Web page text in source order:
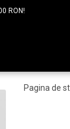
RON!
Pagina de